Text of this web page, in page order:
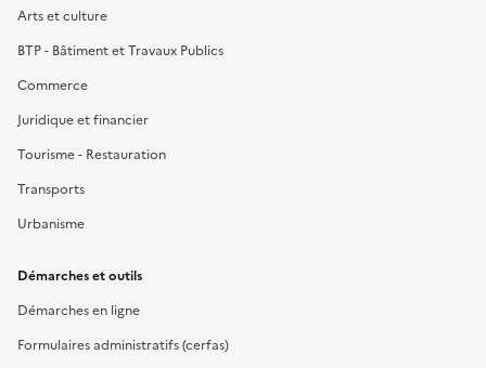
Arts et culture
BTP - Bâtiment et Travaux Publics
Commerce
Juridique et financier
Tourisme - Restauration
Transports
Urbanisme
Démarches et outils
Démarches en ligne
Formulaires administratifs (cerfas)